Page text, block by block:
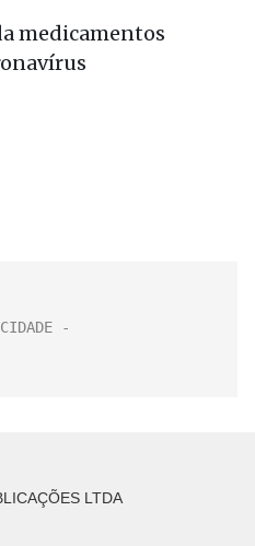
medicamentos
LTDA